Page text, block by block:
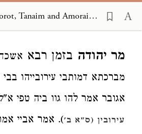
Seder HaDorot, Tanaim and Amoraim 1707
מר יהודה בזמן רבא
מברכתא דמותבי עירובייהו
אגובר אמר להו גוו ביה טפי
עירובין (ס"א ב'). אמר אביי